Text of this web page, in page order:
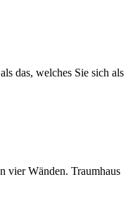
das, welches Sie sich als
vier Wänden. Traumhaus